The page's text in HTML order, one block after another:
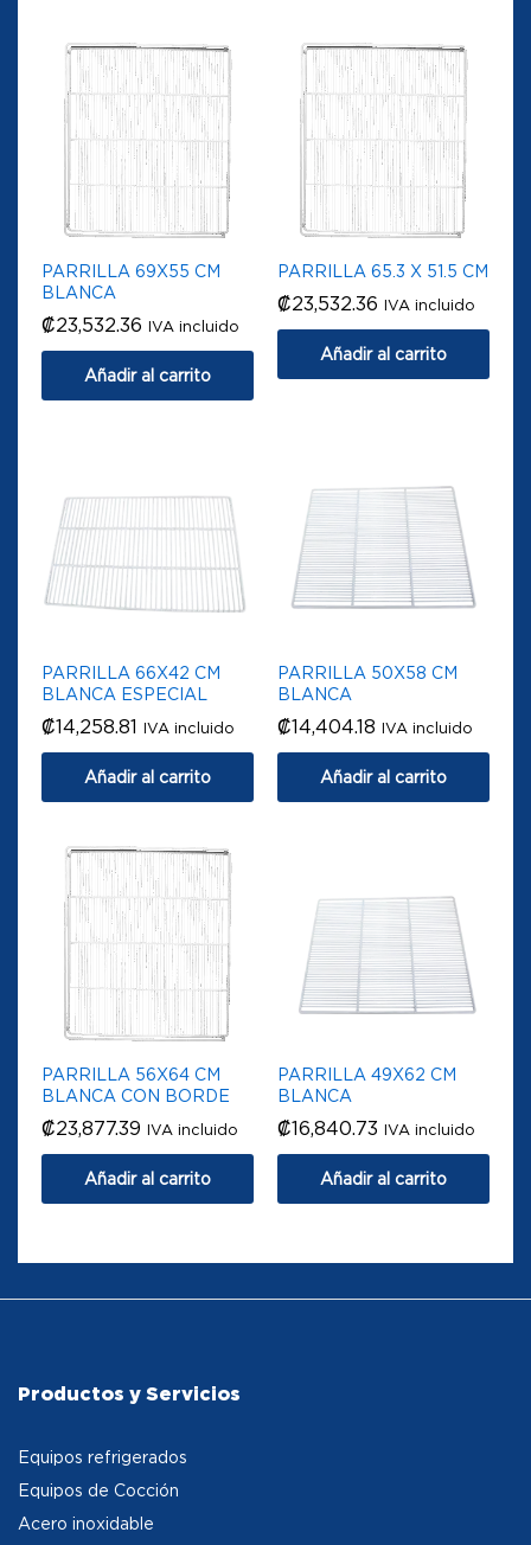
PARRILLA 69X55 CM
BLANCA
₡23,532.36 IVA incluido
Añadir al carrito
PARRILLA 65.3 X 51.5 CM
₡23,532.36 IVA incluido
Añadir al carrito
PARRILLA 66X42 CM
BLANCA ESPECIAL
₡14,258.81 IVA incluido
Añadir al carrito
PARRILLA 50X58 CM
BLANCA
₡14,404.18 IVA incluido
Añadir al carrito
PARRILLA 56X64 CM
BLANCA CON BORDE
₡23,877.39 IVA incluido
Añadir al carrito
PARRILLA 49X62 CM
BLANCA
₡16,840.73 IVA incluido
Añadir al carrito
Productos y Servicios
Equipos refrigerados
Equipos de Cocción
Acero inoxidable